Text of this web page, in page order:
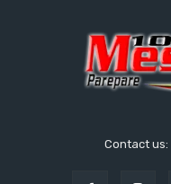
Contact us: